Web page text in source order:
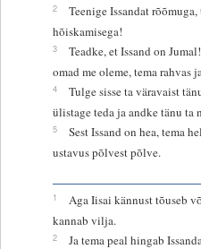
2
Teenige Issandat
hõiskamisega!
3
Teadke, et Issand on
omad me oleme, tema rahvas
4
Tulge sisse ta väravaist
ülistage teda ja andke tänu ta
5
Sest Issand on hea, tema
ustavus põlvest põlve.
1
Aga Iisai kännust tõuseb
kannab vilja.
2
Ja tema peal hingab